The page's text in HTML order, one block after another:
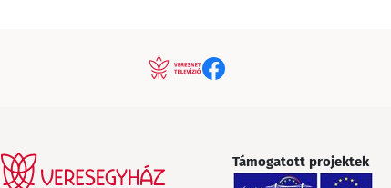
Támogatott projektek